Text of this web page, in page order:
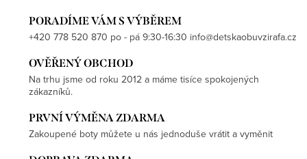
PORADÍME VÁM S VÝBĚREM
+420 778 520 870 po - pá 9:30-16:30 info@detskaobuvzirafa.cz
OVĚŘENÝ OBCHOD
Na trhu jsme od roku 2012 a máme tisíce spokojených
zákazníků.
PRVNÍ VÝMĚNA ZDARMA
Zakoupené boty můžete u nás jednoduše vrátit a vyměnit